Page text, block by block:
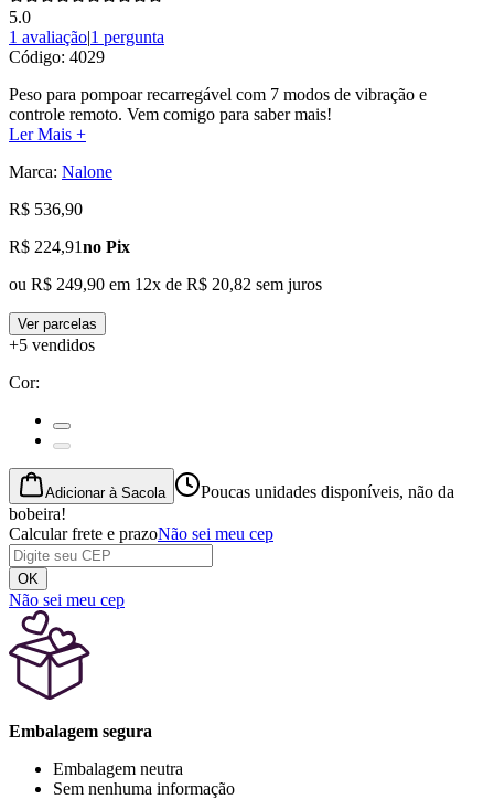
5.0
1 avaliação|1 pergunta
Código: 4029
Peso para pompoar recarregável com 7 modos de vibração e
controle remoto. Vem comigo para saber mais!
Ler Mais +
Marca: Nalone
R$ 536,90
R$ 224,91no Pix
ou R$ 249,90 em 12x de R$ 20,82 sem juros
Ver parcelas
+5 vendidos
Cor:
Adicionar à Sacola
Poucas unidades disponíveis, não da
bobeira!
Calcular frete e prazoNão sei meu cep
OK
Não sei meu cep
Embalagem segura
Embalagem neutra
Sem nenhuma informação